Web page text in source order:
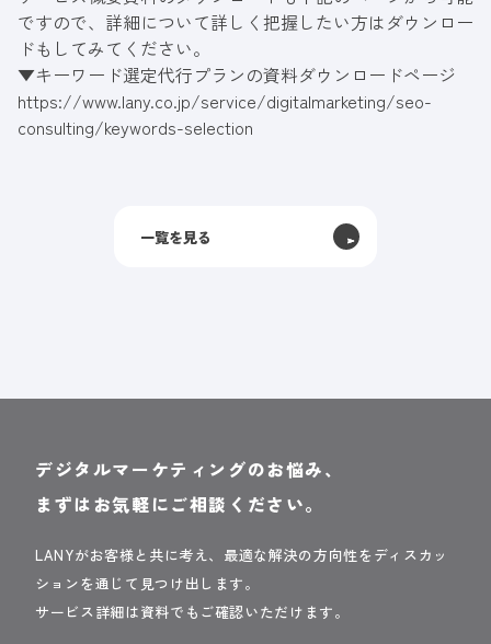
ですので、詳細について詳しく把握したい方はダウンロー
ドもしてみてください。
▼キーワード選定代行プランの資料ダウンロードページ
https://www.lany.co.jp/service/digitalmarketing/seo-
consulting/keywords-selection
一覧を見る
デジタルマーケティングのお悩み、
まずはお気軽にご相談ください。
LANYがお客様と共に考え、最適な解決の方向性をディスカッ
ションを通じて見つけ出します。
サービス詳細は資料でもご確認いただけます。